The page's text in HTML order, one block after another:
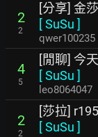
2
2
[分享] 金
[SuSu ]
qwer100235
4
5
[閒聊] 今
[SuSu ]
leo8064047
2
2
[莎拉]
[SuSu ]